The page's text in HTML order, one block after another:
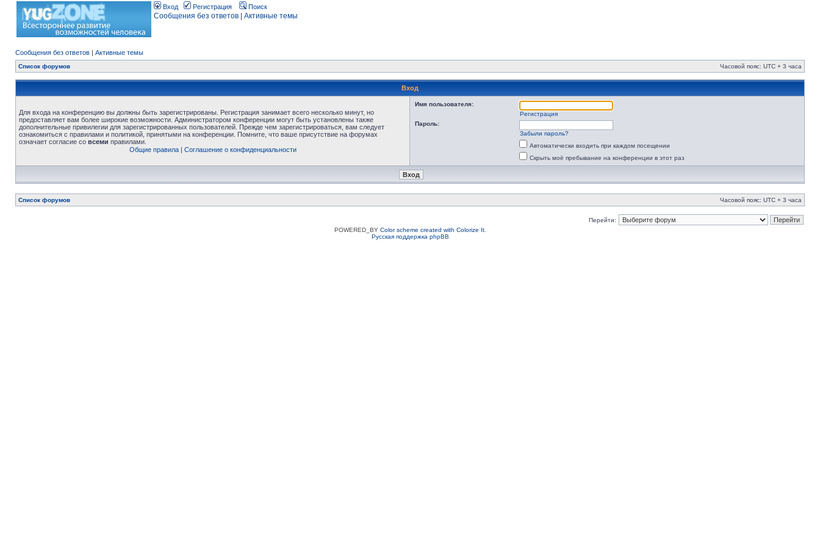
Вход Регистрация Поиск
Сообщения без ответов Активные темы
Сообщения без ответов | Активные темы
Список форумов Часовой пояс: UTC + 3 часа
Вход
Для входа на конференцию вы должны быть зарегистрированы. Регистрация занимает всего несколько минут, но
предоставляет вам более широкие возможности. Администратором конференции могут быть установлены также
дополнительные привилегии для зарегистрированных пользователей. Прежде чем зарегистрироваться, вам следует
ознакомиться с правилами и политикой, принятыми на конференции. Помните, что ваше присутствие на форумах
означает согласие со всеми правилами.
Общие правила| Соглашение о конфиденциальности
Имя пользователя:
Регистрация
Пароль:
Забыли пароль?
Автоматически входить при каждом посещении
Скрыть моё пребывание на конференции в этот раз
Список форумов Часовой пояс: UTC + 3 часа
Перейти:
POWERED_BY Color scheme created with Colorize It.
Русская поддержка phpBB